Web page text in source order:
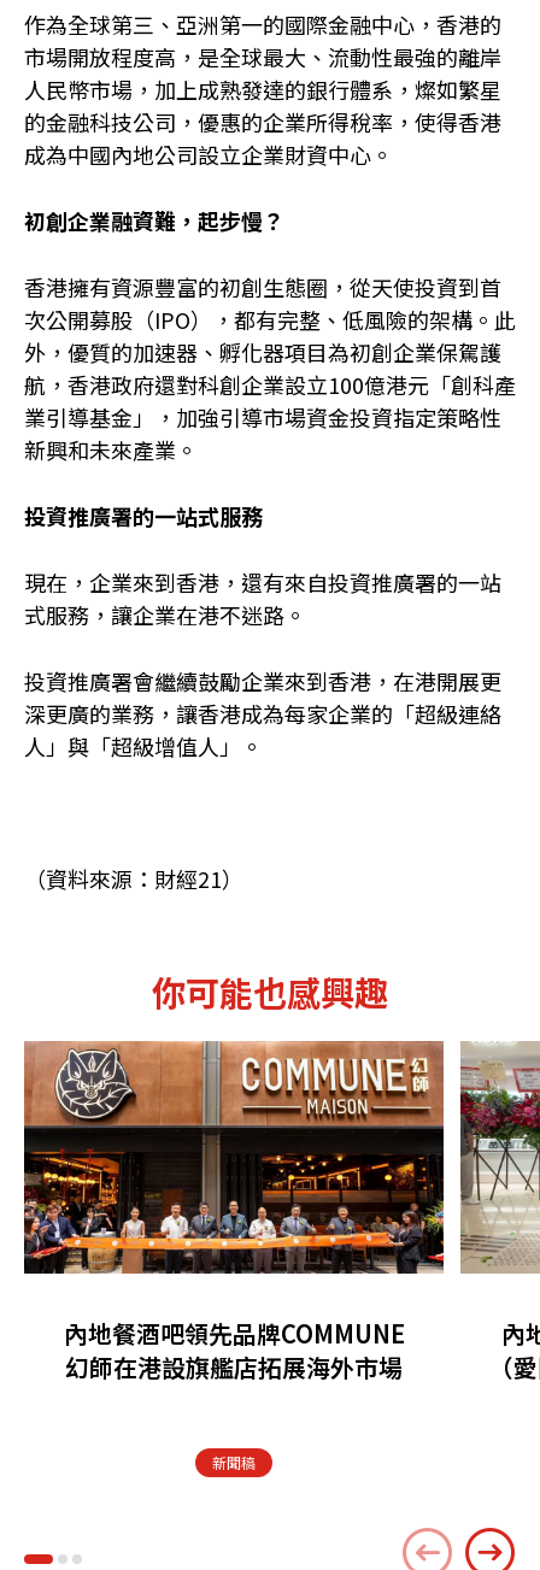
作為全球第三、亞洲第一的國際金融中心，香港的
市場開放程度高，是全球最大、流動性最強的離岸
人民幣市場，加上成熟發達的銀行體系，燦如繁星
的金融科技公司，優惠的企業所得稅率，使得香港
成為中國內地公司設立企業財資中心。
初創企業融資難，起步慢？
香港擁有資源豐富的初創生態圈，從天使投資到首
次公開募股（IPO），都有完整、低風險的架構。此
外，優質的加速器、孵化器項目為初創企業保駕護
航，香港政府還對科創企業設立100億港元「創科產
業引導基金」，加強引導市場資金投資指定策略性
新興和未來產業。
投資推廣署的一站式服務
現在，企業來到香港，還有來自投資推廣署的一站
式服務，讓企業在港不迷路。
投資推廣署會繼續鼓勵企業來到香港，在港開展更
深更廣的業務，讓香港成為每家企業的「超級連絡
人」與「超級增值人」。
（資料來源：財經21）
你可能也感興趣
內地餐酒吧領先品牌COMMUNE
幻師在港設旗艦店拓展海外市場
新聞稿
內
（